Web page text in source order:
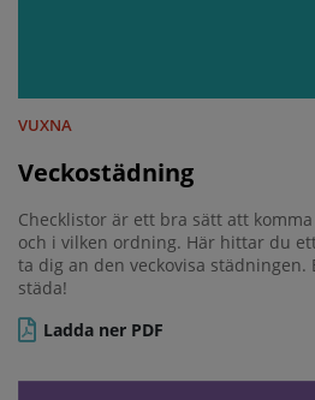
VUXNA
Veckostädning
Checklistor är ett bra sätt att
och i vilken ordning. Här hittar du
ta dig an den veckovisa städningen.
städa!
Ladda ner PDF